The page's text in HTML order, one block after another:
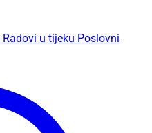
Radovi u tijeku Poslovni